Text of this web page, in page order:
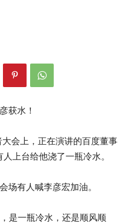
获水！
会上，正在演讲的百度董事
上台给他浇了一瓶冷水。
场有人喊李彦宏加油。
是一瓶冷水，还是顺风顺